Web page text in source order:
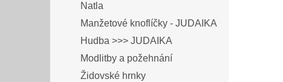
Natla
Manžetové knoflíčky - JUDAIKA
Hudba >>> JUDAIKA
Modlitby a požehnání
Židovské hrnky